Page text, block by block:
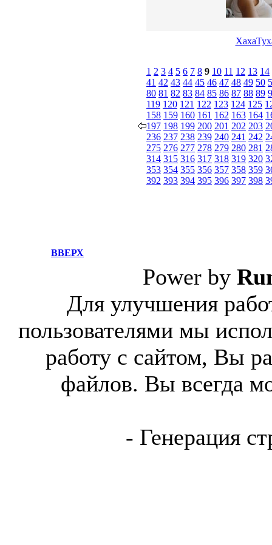
1 2 3 4 5 6 7 8 9 10 11 12 13 14
41 42 43 44 45 46 47 48 49 50
80 81 82 83 84 85 86 87 88 89
119 120 121 122 123 124 125
158 159 160 161 162 163 164
197 198 199 200 201 202 203
236 237 238 239 240 241 242
275 276 277 278 279 280 281
314 315 316 317 318 319 320
353 354 355 356 357 358 359
392 393 394 395 396 397 398
ВВЕРХ
Power by
Для улучшения
пользователями мы
работу с сайтом, Вы
файлов. Вы всегда
- Генерация